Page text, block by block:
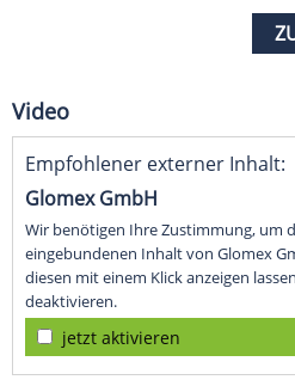
Video
Empfohlener externer Inhalt:
Glomex GmbH
Wir benötigen Ihre Zustimmung, um
eingebundenen Inhalt von Glomex
diesen mit einem Klick anzeigen
deaktivieren.
jetzt aktivieren